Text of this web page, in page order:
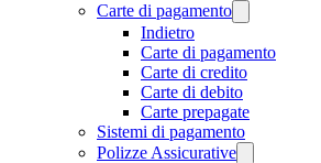
Carte di pagamento
Indietro
Carte di pagamento
Carte di credito
Carte di debito
Carte prepagate
Sistemi di pagamento
Polizze Assicurative